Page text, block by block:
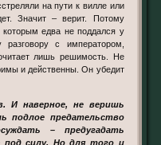
на пути к вилле или
Значит – верит. Потому
едва не поддался у
с императором,
лишь решимость. Не
и действенны. Он убедит
подлое предательство
– предугадать
под силу. Но для того и